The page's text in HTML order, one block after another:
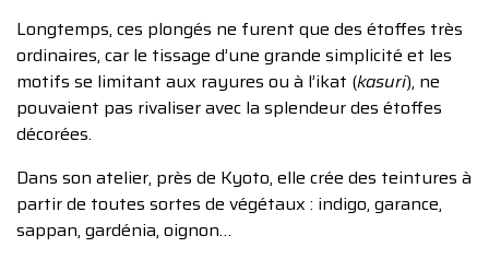
Longtemps, ces plongés ne furent que des étoffes très
ordinaires, car le tissage d’une grande simplicité et les
motifs se limitant aux rayures ou à l’ikat (kasuri), ne
pouvaient pas rivaliser avec la splendeur des étoffes
décorées.
Dans son atelier, près de Kyoto, elle crée des teintures à
partir de toutes sortes de végétaux : indigo, garance,
sappan, gardénia, oignon…